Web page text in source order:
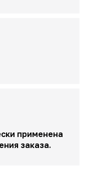
применена
заказа.